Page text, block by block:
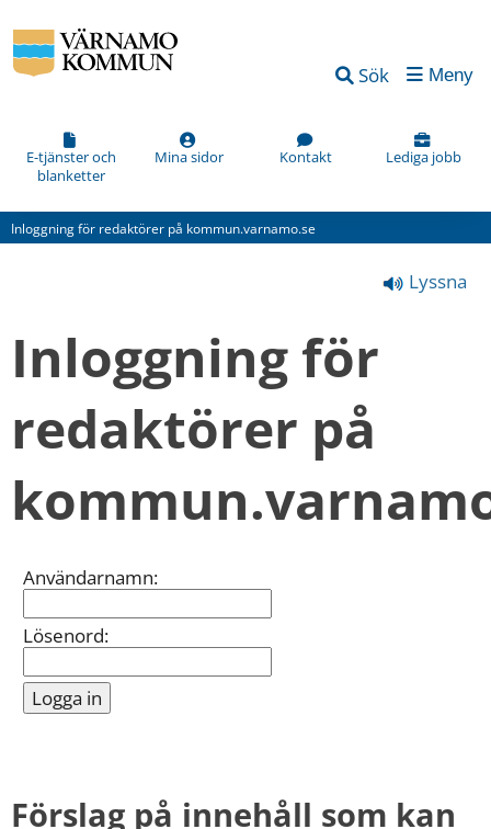
Sök Meny
E-tjänster och
blanketter
Mina sidor Kontakt Lediga jobb
Inloggning för redaktörer på kommun.varnamo.se
Lyssna
Inloggning för
redaktörer på
Inloggning
Användarnamn:
Lösenord:
Förslag på innehåll som kan
Vad
kan
förbättra
den
här
(obligatorisk)
kan
informationen
bättre
dig?
Webbadress
sidan